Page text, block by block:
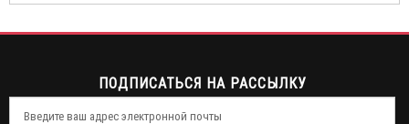
ПОДПИСАТЬСЯ НА РАССЫЛКУ